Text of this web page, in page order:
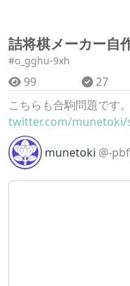
詰将棋メーカー自
#o_gghu-9xh
99 27
こちらも合駒問題です。
twitter.com/munetoki/
munetoki @-